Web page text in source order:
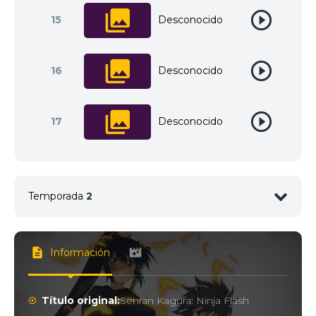
15 Desconocido
16 Desconocido
17 Desconocido
Temporada 2
1 <img src="//image.tmdb.org/t/p/w92/
<img src="//image.tmdb.org/t/p/w92/
Información
Título original:Senran Kagura: Ninja Flash